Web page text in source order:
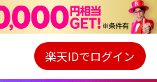
Webプレイヤー
楽天IDでログイン